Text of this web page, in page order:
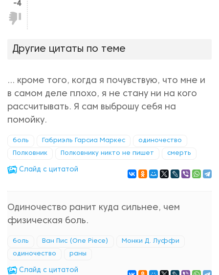
-4
Не
нравится!
Другие цитаты по теме
... кроме того, когда я почувствую, что мне и
в самом деле плохо, я не стану ни на кого
рассчитывать. Я сам выброшу себя на
помойку.
боль Габриэль Гарсиа Маркес одиночество
Полковник Полковнику никто не пишет смерть
Cлайд с цитатой
Одиночество ранит куда сильнее, чем
физическая боль.
боль Ван Пис (One Piece) Монки Д. Луффи
одиночество раны
Cлайд с цитатой